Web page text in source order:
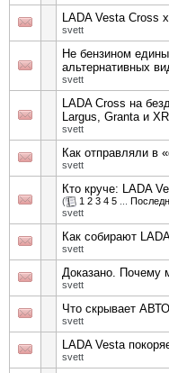
LADA Vesta Cross
svett
Не бензином
альтернативных
svett
LADA Cross на
Largus, Granta и
svett
Как отправляли в
svett
Кто круче: LADA
( 1 2 3 4 5
svett
Как собирают
svett
Доказано. Почему
svett
Что скрывает
svett
LADA Vesta
svett